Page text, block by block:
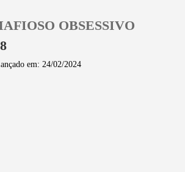
OBSESSIVO
em: 24/02/2024